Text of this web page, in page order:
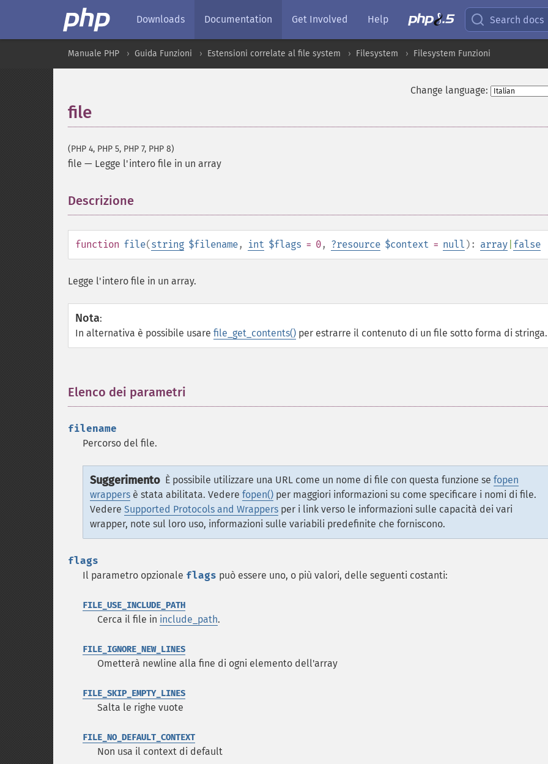
Downloads Documentation Get Involved Help Search docs
Manuale PHP Guida Funzioni Estensioni correlate al file system Filesystem Filesystem Funzioni
Change language:
file
(PHP 4, PHP 5, PHP 7, PHP 8)
file — Legge l'intero file in un array
Descrizione
function file(string $filename, int $flags = 0, ?resource $context = null ): array false
Legge l'intero file in un array.
Nota:
In alternativa è possibile usare file_get_contents() per estrarre il contenuto di un file sotto forma di stringa.
Elenco dei parametri
filename
Percorso del file.
Suggerimento È possibile utilizzare una URL come un nome di file con questa funzione se fopen
wrappers è stata abilitata. Vedere fopen() per maggiori informazioni su come specificare i nomi di file.
Vedere Supported Protocols and Wrappers per i link verso le informazioni sulle capacità dei vari
wrapper, note sul loro uso, informazioni sulle variabili predefinite che forniscono.
flags
Il parametro opzionale flags può essere uno, o più valori, delle seguenti costanti:
FILE_USE_INCLUDE_PATH
Cerca il file in include_path.
FILE_IGNORE_NEW_LINES
Ometterà newline alla fine di ogni elemento dell'array
FILE_SKIP_EMPTY_LINES
Salta le righe vuote
FILE_NO_DEFAULT_CONTEXT
Non usa il context di default